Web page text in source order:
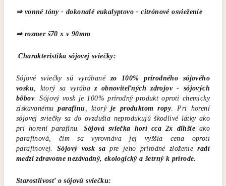
⇒ vonné tóny - dokonalé eukalyptovo - citrónové osvieženie
⇒ rozmer š70 x v 90mm
Charakteristika sójovej sviečky:
Sójové sviečky sú vyrábanézo 100% prírodného sójového
vosku, ktorý sa vyrábaz obnoviteľných zdrojov - sójových
bôbov. Sójový vosk je 100% prírodný produkt oproti chemicky
získavanémuparafínu, ktorý je produktom ropy. Pri horení
sójovej sviečky sa do ovzdušia neprodukujú škodlivé látky ako
pri horení parafínu. Sójová sviečka horí cca 2x dlhšieako
parafínová, čím sa vyrovnáva jej vyššia cena oproti
parafínovej. Sójový vosk sa pre jeho prírodné zloženieradí
medzi zdravotne nezávadný, ekologický a šetrný k prírode.
Starostlivosť o sójovú sviečku: